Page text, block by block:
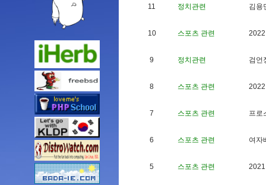
11 정치관련 김 용
10 스포츠 관련 2022
9 정치관련 검 언
8 스포츠 관련 2022
7 스포츠 관련 프로
6 스포츠 관련 여자
5 스포츠 관련 2021